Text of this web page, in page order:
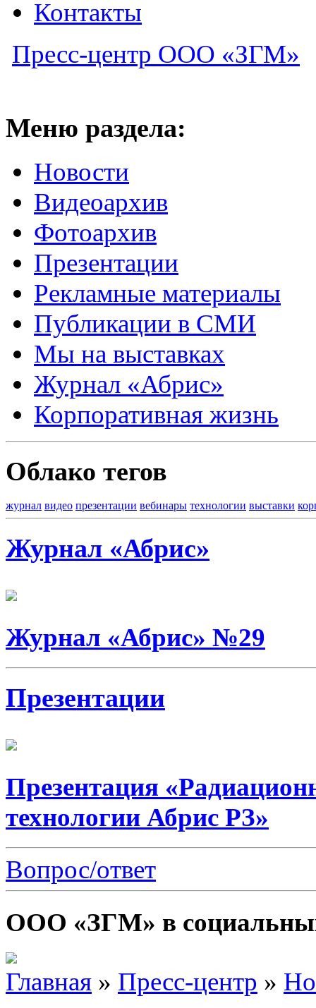
Контакты
Пресс-центр ООО «ЗГМ»
Меню раздела:
Новости
Видеоархив
Фотоархив
Презентации
Рекламные материалы
Публикации в СМИ
Мы на выставках
Журнал «Абрис»
Корпоративная жизнь
Облако тегов
журнал видео презентации вебинары технологии выставки
Журнал «Абрис»
Журнал «Абрис» №29
Презентации
Презентация
технологии Абрис РЗ»
Вопрос/ответ
ООО «ЗГМ» в
Главная » Пресс-центр »